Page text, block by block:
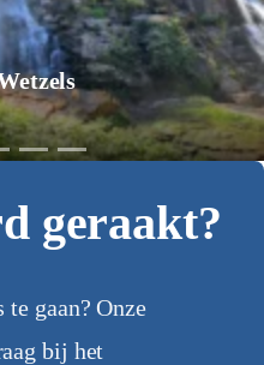
geraakt?
gaan? Onze
bij het